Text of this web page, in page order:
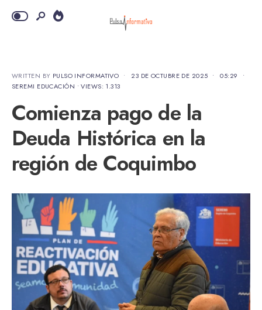
WRITTEN BY PULSO INFORMATIVO • 23 DE OCTUBRE DE 2025 • 05:29
•
SEREMI EDUCACIÓN •VIEWS: 1.313
Comienza pago de la
Deuda Histórica en la
región de Coquimbo